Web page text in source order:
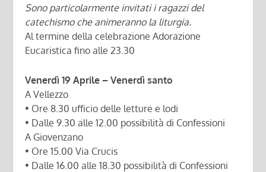
Sono particolarmente invitati i ragazzi del
catechismo che animeranno la liturgia.
Al termine della celebrazione Adorazione
Eucaristica fino alle 23.30
Venerdì 19 Aprile – Venerdì santo
A Vellezzo
• Ore 8.30 ufficio delle letture e lodi
• Dalle 9.30 alle 12.00 possibilità di Confessioni
A Giovenzano
• Ore 15.00 Via Crucis
• Dalle 16.00 alle 18.30 possibilità di Confessioni